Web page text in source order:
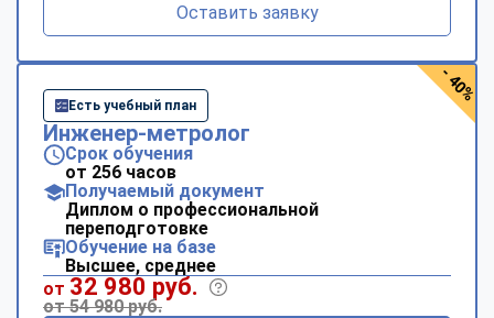
Оставить заявку
Есть учебный план
Инженер-метролог
Срок обучения
от 256 часов
Получаемый документ
Диплом о профессиональной
переподготовке
Обучение на базе
Высшее, среднее
от 32 980 руб.
от 54 980 руб.
- 40%